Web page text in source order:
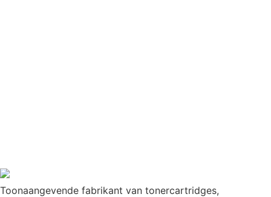
Toonaangevende fabrikant van tonercartridges,